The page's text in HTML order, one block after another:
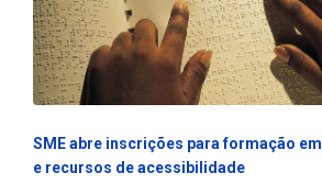
SME abre inscrições para formação
e recursos de acessibilidade